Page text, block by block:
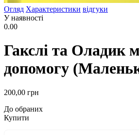
Огляд Характеристики відгуки
У наявності
0.00
Гакслі та Оладик
допомогу
200,00 грн
До обраних
Купити